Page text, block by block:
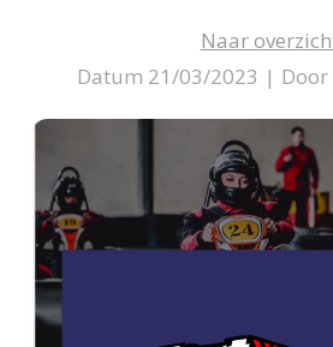
Naar
Datum 21/03/2023 | Door